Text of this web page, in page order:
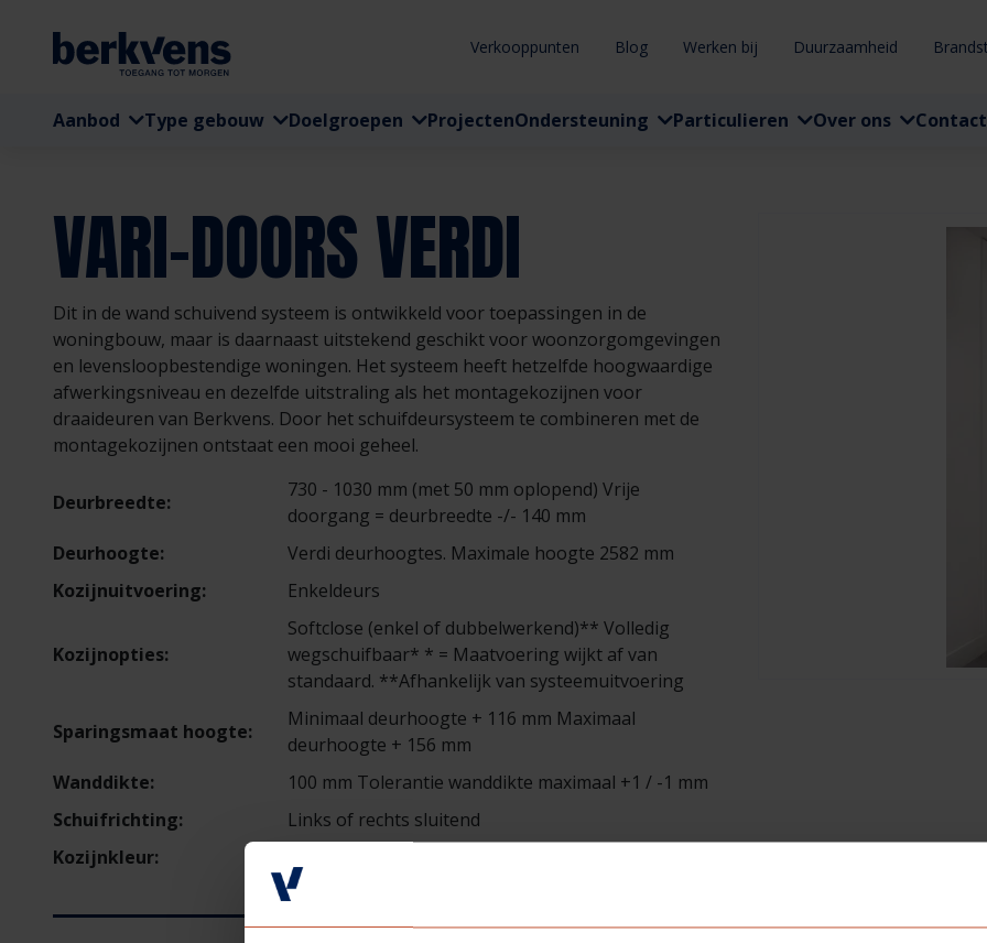
Verkooppunten Blog Werken bij Duurzaamheid
Aanbod Type gebouw Doelgroepen ProjectenOndersteuning Particulieren Over ons Contact
VARI-DOORS VERDI
Dit in de wand schuivend systeem is ontwikkeld voor toepassingen in de
woningbouw, maar is daarnaast uitstekend geschikt voor woonzorgomgevingen
en levensloopbestendige woningen. Het systeem heeft hetzelfde hoogwaardige
afwerkingsniveau en dezelfde uitstraling als het montagekozijnen voor
draaideuren van Berkvens. Door het schuifdeursysteem te combineren met de
montagekozijnen ontstaat een mooi geheel.
Deurbreedte:
730 - 1030 mm (met 50 mm oplopend) Vrije
doorgang = deurbreedte -/- 140 mm
Deurhoogte:
Verdi deurhoogtes. Maximale hoogte 2582 mm
Kozijnuitvoering:
Enkeldeurs
Kozijnopties:
Softclose (enkel of dubbelwerkend)** Volledig
wegschuifbaar* * = Maatvoering wijkt af van
standaard. **Afhankelijk van systeemuitvoering
Sparingsmaat hoogte:
Minimaal deurhoogte + 116 mm Maximaal
deurhoogte + 156 mm
Wanddikte:
100 mm Tolerantie wanddikte maximaal +1 / -1 mm
Schuifrichting:
Links of rechts sluitend
Kozijnkleur: